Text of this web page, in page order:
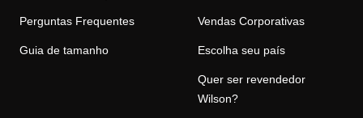
Perguntas Frequentes
Guia de tamanho
Vendas Corporativas
Escolha seu país
Quer ser revendedor
Wilson?